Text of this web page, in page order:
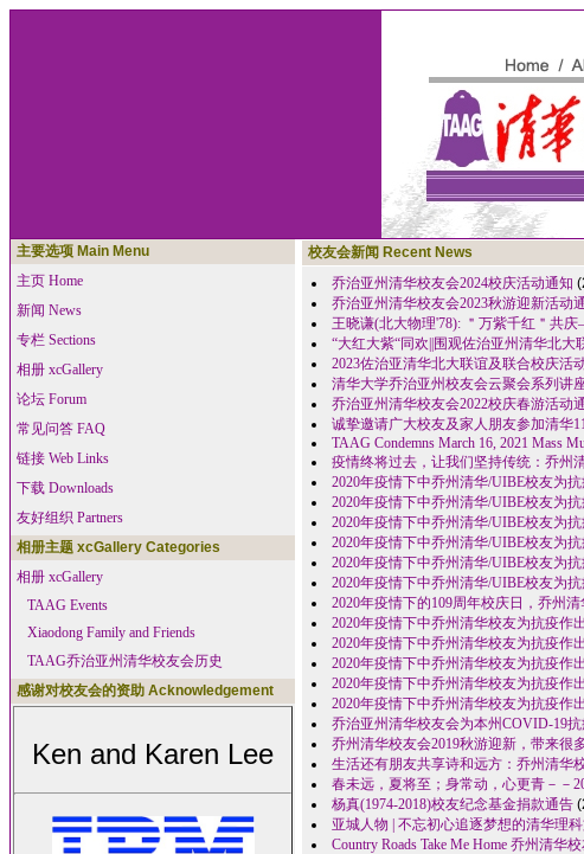
主要选项 Main Menu
主页 Home
新闻 News
专栏 Sections
相册 xcGallery
论坛 Forum
常见问答 FAQ
链接 Web Links
下载 Downloads
友好组织 Partners
相册主题 xcGallery Categories
相册 xcGallery
TAAG Events
Xiaodong Family and Friends
TAAG乔治亚州清华校友会历史
感谢对校友会的资助 Acknowledgement
Ken and Karen Lee
校友会新闻 Recent News
乔治亚州清华校友会2024校庆活动通知
乔治亚州清华校友会2023秋游迎新活动
王晓谦(北大物理'78): ＂万紫千红＂共
“大红大紫“同欢||围观佐治亚州清华北大
2023佐治亚清华北大联谊及联合校庆活
清华大学乔治亚州校友会云聚会系列讲
乔治亚州清华校友会2022校庆春游活动
诚挚邀请广大校友及家人朋友参加清华
TAAG Condemns March 16, 2021 Mass
疫情终将过去，让我们坚持传统：乔州
2020年疫情下中乔州清华/UIBE校友为抗
2020年疫情下中乔州清华/UIBE校友为抗
2020年疫情下中乔州清华/UIBE校友为抗
2020年疫情下中乔州清华/UIBE校友为抗
2020年疫情下中乔州清华/UIBE校友为抗
2020年疫情下中乔州清华/UIBE校友为抗
2020年疫情下的109周年校庆日，乔州
2020年疫情下中乔州清华校友为抗疫作
2020年疫情下中乔州清华校友为抗疫作
2020年疫情下中乔州清华校友为抗疫作
2020年疫情下中乔州清华校友为抗疫作
2020年疫情下中乔州清华校友为抗疫作
乔治亚州清华校友会为本州COVID-19
乔州清华校友会2019秋游迎新，带来很
生活还有朋友共享诗和远方：乔州清华
春未远，夏将至；身常动，心更青－－
杨真(1974-2018)校友纪念基金捐款通告
亚城人物 | 不忘初心追逐梦想的清华理
Country Roads Take Me Home 乔州清华